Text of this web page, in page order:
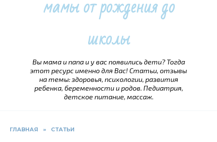
мамы от рождения до
школы
Вы мама и папа и у вас появились дети? Тогда
этот ресурс именно для Вас! Статьи, отзывы
на темы: здоровья, психологии, развития
ребенка, беременности и родов. Педиатрия,
детское питание, массаж.
ГЛАВНАЯ » СТАТЬИ